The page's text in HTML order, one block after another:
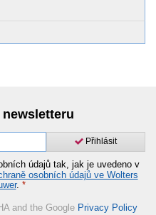
Přihlásit
údajů tak, jak je uvedeno v
osobních údajů ve Wolters
. *
and the Google Privacy Policy